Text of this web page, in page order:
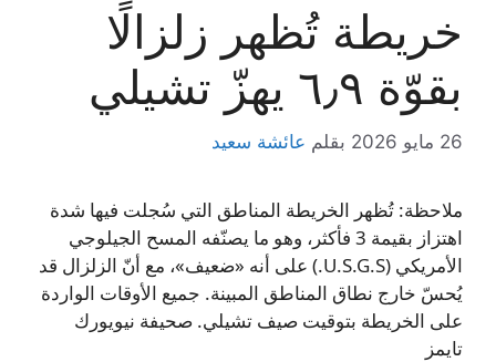
خريطة تُظهر زلزالًا
بقوّة ٦٫٩ يهزّ تشيلي
26 مايو 2026 بقلم عائشة سعيد
ملاحظة: تُظهر الخريطة المناطق التي سُجلت فيها شدة
اهتزاز بقيمة 3 فأكثر، وهو ما يصنّفه المسح الجيلوجي
الأمريكي (U.S.G.S.) على أنه «ضعيف»، مع أنّ الزلزال قد
يُحسّ خارج نطاق المناطق المبينة. جميع الأوقات الواردة
على الخريطة بتوقيت صيف تشيلي. صحيفة نيويورك
تايمز